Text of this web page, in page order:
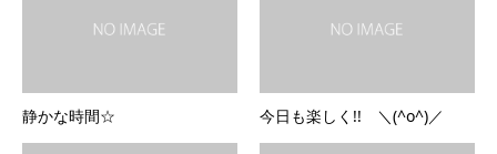
静かな時間☆ 今日も楽しく!! ＼(^o^)／